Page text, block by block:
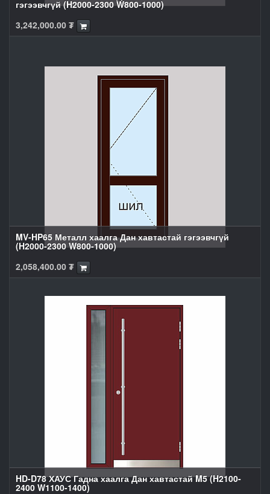
гэгээвчгүй (H2000-2300 W800-1000)
3,242,000.00 ₮
MV-HP65 Металл хаалга Дан хавтастай гэгээвчгүй
(H2000-2300 W800-1000)
2,058,400.00 ₮
HD-D78 ХАУС Гадна хаалга Дан хавтастай M5 (H2100-
2400 W1100-1400)